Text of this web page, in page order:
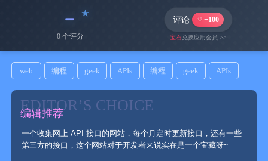
﹣
0 个评分
评论 +100
宝石兑换应用会员 >>
web 编程 geek APIs 编程 geek APIs
EDITOR’S CHOICE
编辑推荐
一个收集网上 API 接口的网站，每个月定时更新接口，还有一些
第三方的接口，这个网站对于开发者来说实在是一个宝藏呀~